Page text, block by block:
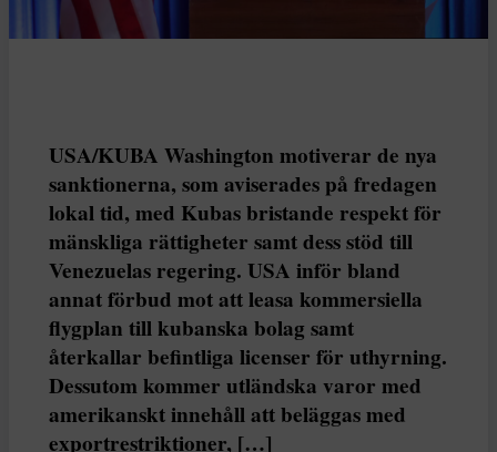
USA/KUBA Washington motiverar de nya
sanktionerna, som aviserades på fredagen
lokal tid, med Kubas bristande respekt för
mänskliga rättigheter samt dess stöd till
Venezuelas regering. USA inför bland
annat förbud mot att leasa kommersiella
flygplan till kubanska bolag samt
återkallar befintliga licenser för uthyrning.
Dessutom kommer utländska varor med
amerikanskt innehåll att beläggas med
exportrestriktioner, […]